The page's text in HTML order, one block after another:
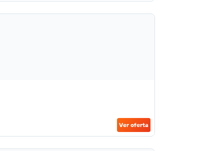
Ver oferta